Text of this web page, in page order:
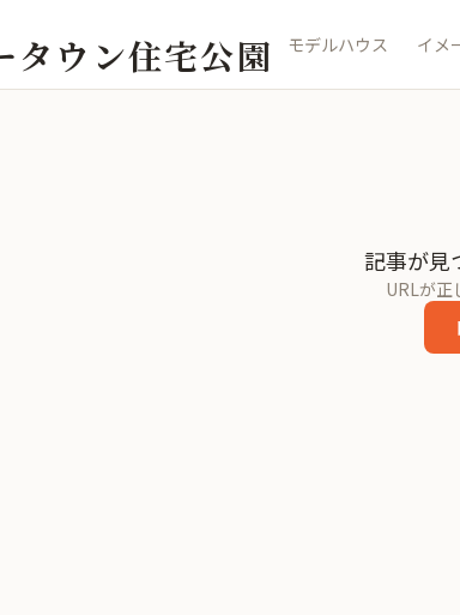
タウン住宅公園 モデルハウス イメ
記事が見
URLが正